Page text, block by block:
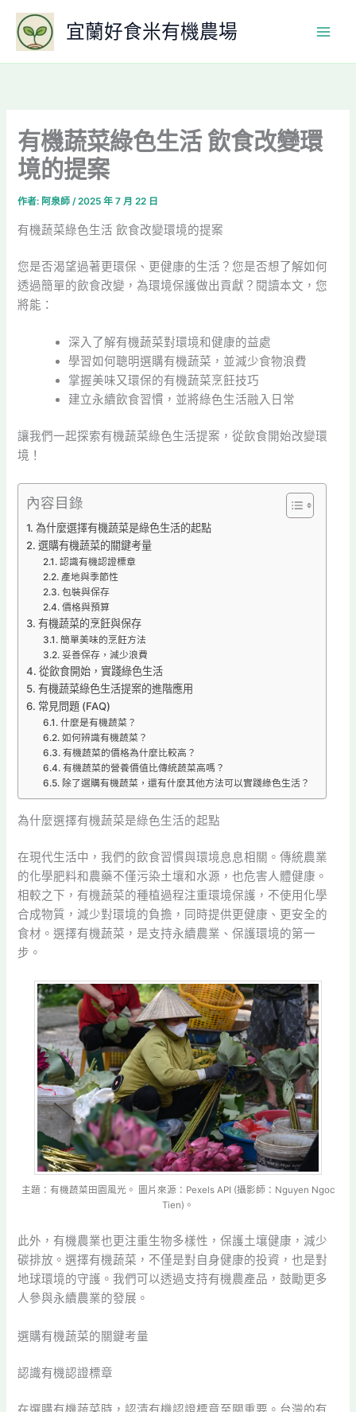
要
宜蘭好食米有機農場
有機蔬菜綠色生活 飲食改變環
境的提案
作者: 阿泉師/2025 年 7 月 22 日
有機蔬菜綠色生活 飲食改變環境的提案
您是否渴望過著更環保、更健康的生活？您是否想了解如何
透過簡單的飲食改變，為環境保護做出貢獻？閱讀本文，您
將能：
深入了解有機蔬菜對環境和健康的益處
學習如何聰明選購有機蔬菜，並減少食物浪費
掌握美味又環保的有機蔬菜烹飪技巧
建立永續飲食習慣，並將綠色生活融入日常
讓我們一起探索有機蔬菜綠色生活提案，從飲食開始改變環
境！
內容目錄
為什麼選擇有機蔬菜是綠色生活的起點
選購有機蔬菜的關鍵考量
認識有機認證標章
產地與季節性
包裝與保存
價格與預算
有機蔬菜的烹飪與保存
簡單美味的烹飪方法
妥善保存，減少浪費
從飲食開始，實踐綠色生活
有機蔬菜綠色生活提案的進階應用
常見問題 (FAQ)
什麼是有機蔬菜？
如何辨識有機蔬菜？
有機蔬菜的價格為什麼比較高？
有機蔬菜的營養價值比傳統蔬菜高嗎？
除了選購有機蔬菜，還有什麼其他方法可以實踐綠色生活？
為什麼選擇有機蔬菜是綠色生活的起點
在現代生活中，我們的飲食習慣與環境息息相關。傳統農業
的化學肥料和農藥不僅污染土壤和水源，也危害人體健康。
相較之下，有機蔬菜的種植過程注重環境保護，不使用化學
合成物質，減少對環境的負擔，同時提供更健康、更安全的
食材。選擇有機蔬菜，是支持永續農業、保護環境的第一
步。
主題：有機蔬菜田園風光。 圖片來源：Pexels API (攝影師：Nguyen Ngoc
Tien)。
此外，有機農業也更注重生物多樣性，保護土壤健康，減少
碳排放。選擇有機蔬菜，不僅是對自身健康的投資，也是對
地球環境的守護。我們可以透過支持有機農產品，鼓勵更多
人參與永續農業的發展。
選購有機蔬菜的關鍵考量
認識有機認證標章